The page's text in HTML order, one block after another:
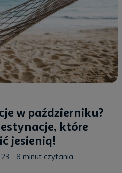
w październiku?
które
jesienią!
- 8 minut czytania